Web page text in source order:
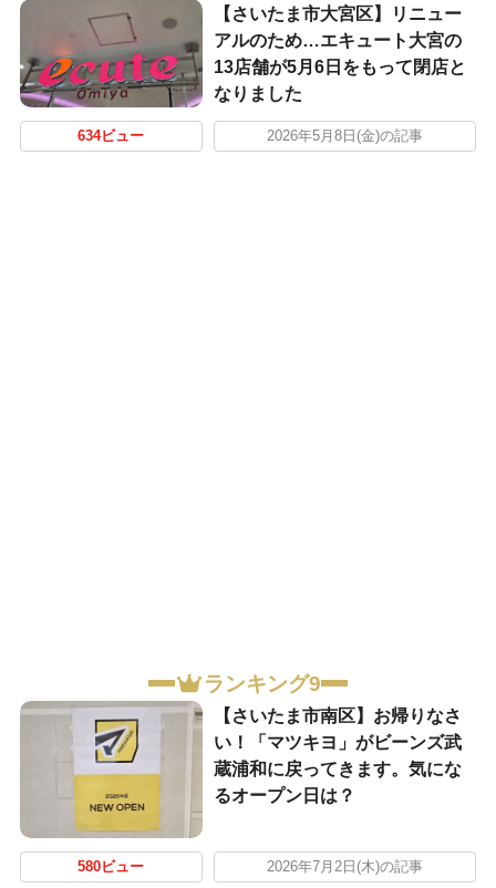
【さいたま市大宮区】リニュー
アルのため…エキュート大宮の
13店舗が5月6日をもって閉店と
なりました
634ビュー 2026年5月8日(金)の記事
ランキング9
【さいたま市南区】お帰りなさ
い！「マツキヨ」がビーンズ武
蔵浦和に戻ってきます。気にな
るオープン日は？
580ビュー 2026年7月2日(木)の記事